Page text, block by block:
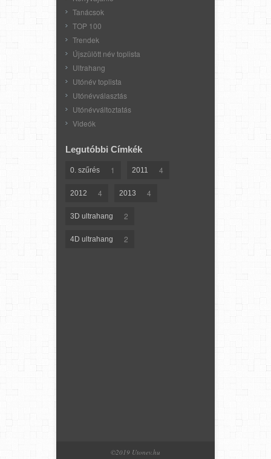
Tanácsok
TOP 100
Trendek
Újszülött név toplista
Ultrahang
Utónév toplista
Utónévválasztás
Utónévváltoztatás
Videók
Legutóbbi Címkék
0. szűrés 1 2011 4
2012 4 2013 4
3D ultrahang 2
4D ultrahang 2
©2019 Utonev.hu